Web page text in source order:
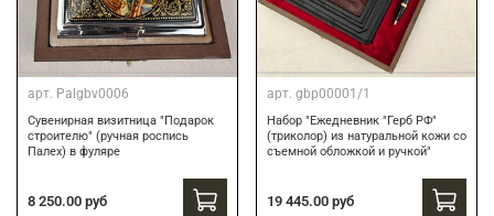
арт. Palgbv0006
Сувенирная визитница "Подарок
строителю" (ручная роспись
Палех) в фуляре
8 250.00 руб
арт. gbp00001/1
Набор "Ежедневник "Герб РФ"
(триколор) из натуральной кожи со
съемной обложкой и ручкой"
19 445.00 руб